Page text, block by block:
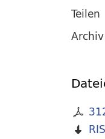
Teilen
Archiv
RIS